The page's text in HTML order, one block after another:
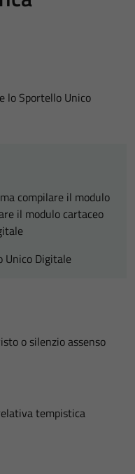
lo Sportello Unico
compilare il modulo
il modulo cartaceo
Unico Digitale
o silenzio assenso
tempistica